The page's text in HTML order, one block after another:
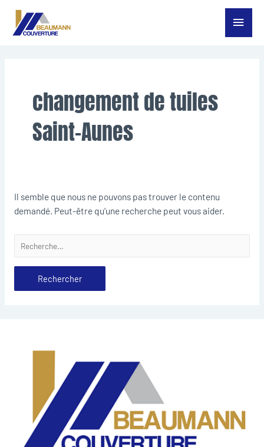
Aller
Menu
changement de tuiles
Saint-Aunes
Il semble que nous ne pouvons pas trouver le contenu
demandé. Peut-être qu’une recherche peut vous aider.